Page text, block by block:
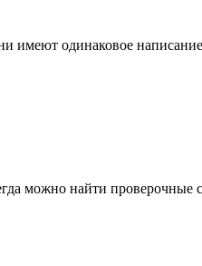
одинаковое написание,
можно найти проверочные